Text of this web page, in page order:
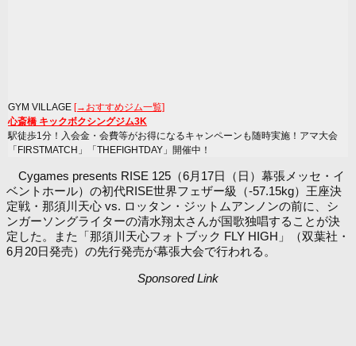
GYM VILLAGE [→おすすめジム一覧]
心斎橋 キックボクシングジム3K
駅徒歩1分！入会金・会費等がお得になるキャンペーンも随時実施！アマ大会
「FIRSTMATCH」「THEFIGHTDAY」開催中！
Cygames presents RISE 125（6月17日（日）幕張メッセ・イ
ベントホール）の初代RISE世界フェザー級（-57.15kg）王座決
定戦・那須川天心 vs. ロッタン・ジットムアンノンの前に、シ
ンガーソングライターの清水翔太さんが国歌独唱することが決
定した。また「那須川天心フォトブック FLY HIGH」（双葉社・
6月20日発売）の先行発売が幕張大会で行われる。
Sponsored Link